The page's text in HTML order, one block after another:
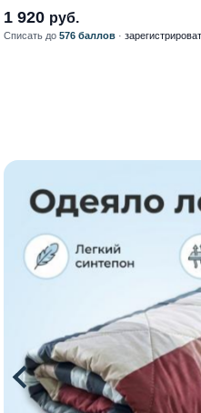
1 920 руб.
Списать до576 баллов ·